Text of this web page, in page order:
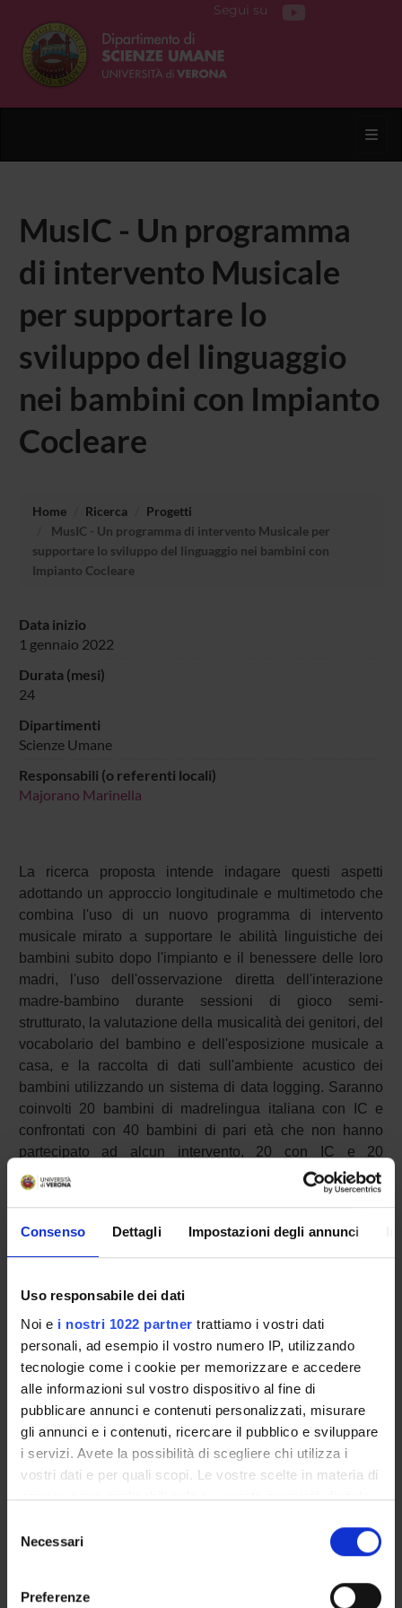
Consenso Dettagli Impostazioni degli annunci
Uso responsabile dei dati
Noi e i nostri 1022 partner trattiamo i vostri dati
personali, ad esempio il vostro numero IP, utilizzando
tecnologie come i cookie per memorizzare e accedere
alle informazioni sul vostro dispositivo al fine di
pubblicare annunci e contenuti personalizzati, misurare
gli annunci e i contenuti, ricercare il pubblico e sviluppare
i servizi. Avete la possibilità di scegliere chi utilizza i
vostri dati e per quali scopi. Le vostre scelte in materia di
privacy sono applicabili solo su questa proprietà digitale
modificare o revocare il proprio consenso in qualsiasi
momento dalla Dichiarazione sui cookie o facendo clic
delNecessari
Preferenze
Segui su
MusIC - Un programma
di intervento Musicale
per supportare lo
sviluppo del linguaggio
nei bambini con Impianto
Cocleare
Home Ricerca
Progetti
MusIC - Un programma di intervento Musicale per
supportare lo sviluppo del linguaggio nei bambini con
Impianto Cocleare
Data inizio
1 gennaio 2022
Durata (mesi)
24
Dipartimenti
Scienze Umane
Responsabili (o referenti locali)
Majorano Marinella
La ricerca proposta intende indagare questi aspetti
adottando un approccio longitudinale e multimetodo che
combina l'uso di un nuovo programma di intervento
musicale mirato a supportare le abilità linguistiche dei
bambini subito dopo l'impianto e il benessere delle loro
madri, l'uso dell'osservazione diretta dell'interazione
madre-bambino durante sessioni di gioco semi-
strutturato, la valutazione della musicalità dei genitori, del
vocabolario del bambino e dell'esposizione musicale a
casa, e la raccolta di dati sull'ambiente acustico dei
bambini utilizzando un sistema di data logging. Saranno
coinvolti 20 bambini di madrelingua italiana con IC e
confrontati con 40 bambini di pari età che non hanno
partecipato ad alcun intervento, 20 con IC e 20
normoudenti. Si ipotizzano migliori abilità di vocabolario,
maggiore coordinazione interpersonale nell'interazione e
anche che questi effetti siano mediati da IF e EF come
l'età alla diagnosi e l'esposizione alla musica. Il progetto
scientifico, clinico, educativo e sociale, con il
conseguente miglioramento delle competenze
linguistiche e del benessere generale dei bambini con IC
e delle loro madri.
PARTECIPANTI AL PROGETTO
Marinella Majorano
Formazione e organizzazioni